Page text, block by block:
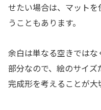
せたい場合は、マット
うこともあります。
余白は単なる空きでは
部分なので、絵のサイ
完成形を考えることが大